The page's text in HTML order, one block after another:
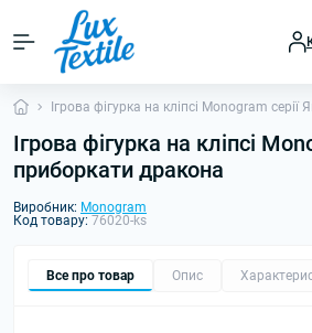
Ігрова фігурка на кліпсі Monogram
Ігрова фігурка на кліпсі
приборкати дракона
Виробник: Monogram
Код товару: 76020-ks
Все про товар Опис